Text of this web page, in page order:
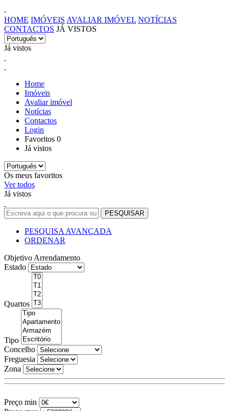
HOME IMÓVEIS AVALIAR IMÓVEL NOTÍCIAS
CONTACTOS JÁ VISTOS
Já vistos
Home
Imóveis
Avaliar imóvel
Notícias
Contactos
Login
Favoritos 0
Já vistos
Os meus favoritos
Ver todos
Já vistos
PESQUISA AVANÇADA
ORDENAR
Objetivo Arrendamento
Estado
Quartos
Tipo
Concelho
Freguesia
Zona
Preço min